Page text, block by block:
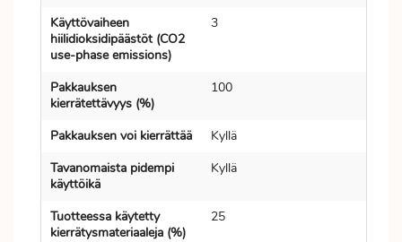
Käyttövaiheen
hiilidioksidipäästöt (CO2
use-phase emissions)
3
Pakkauksen
kierrätettävyys (%)
100
Pakkauksen voi kierrättää
Kyllä
Tavanomaista pidempi
käyttöikä
Kyllä
Tuotteessa käytetty
kierrätysmateriaaleja (%)
25